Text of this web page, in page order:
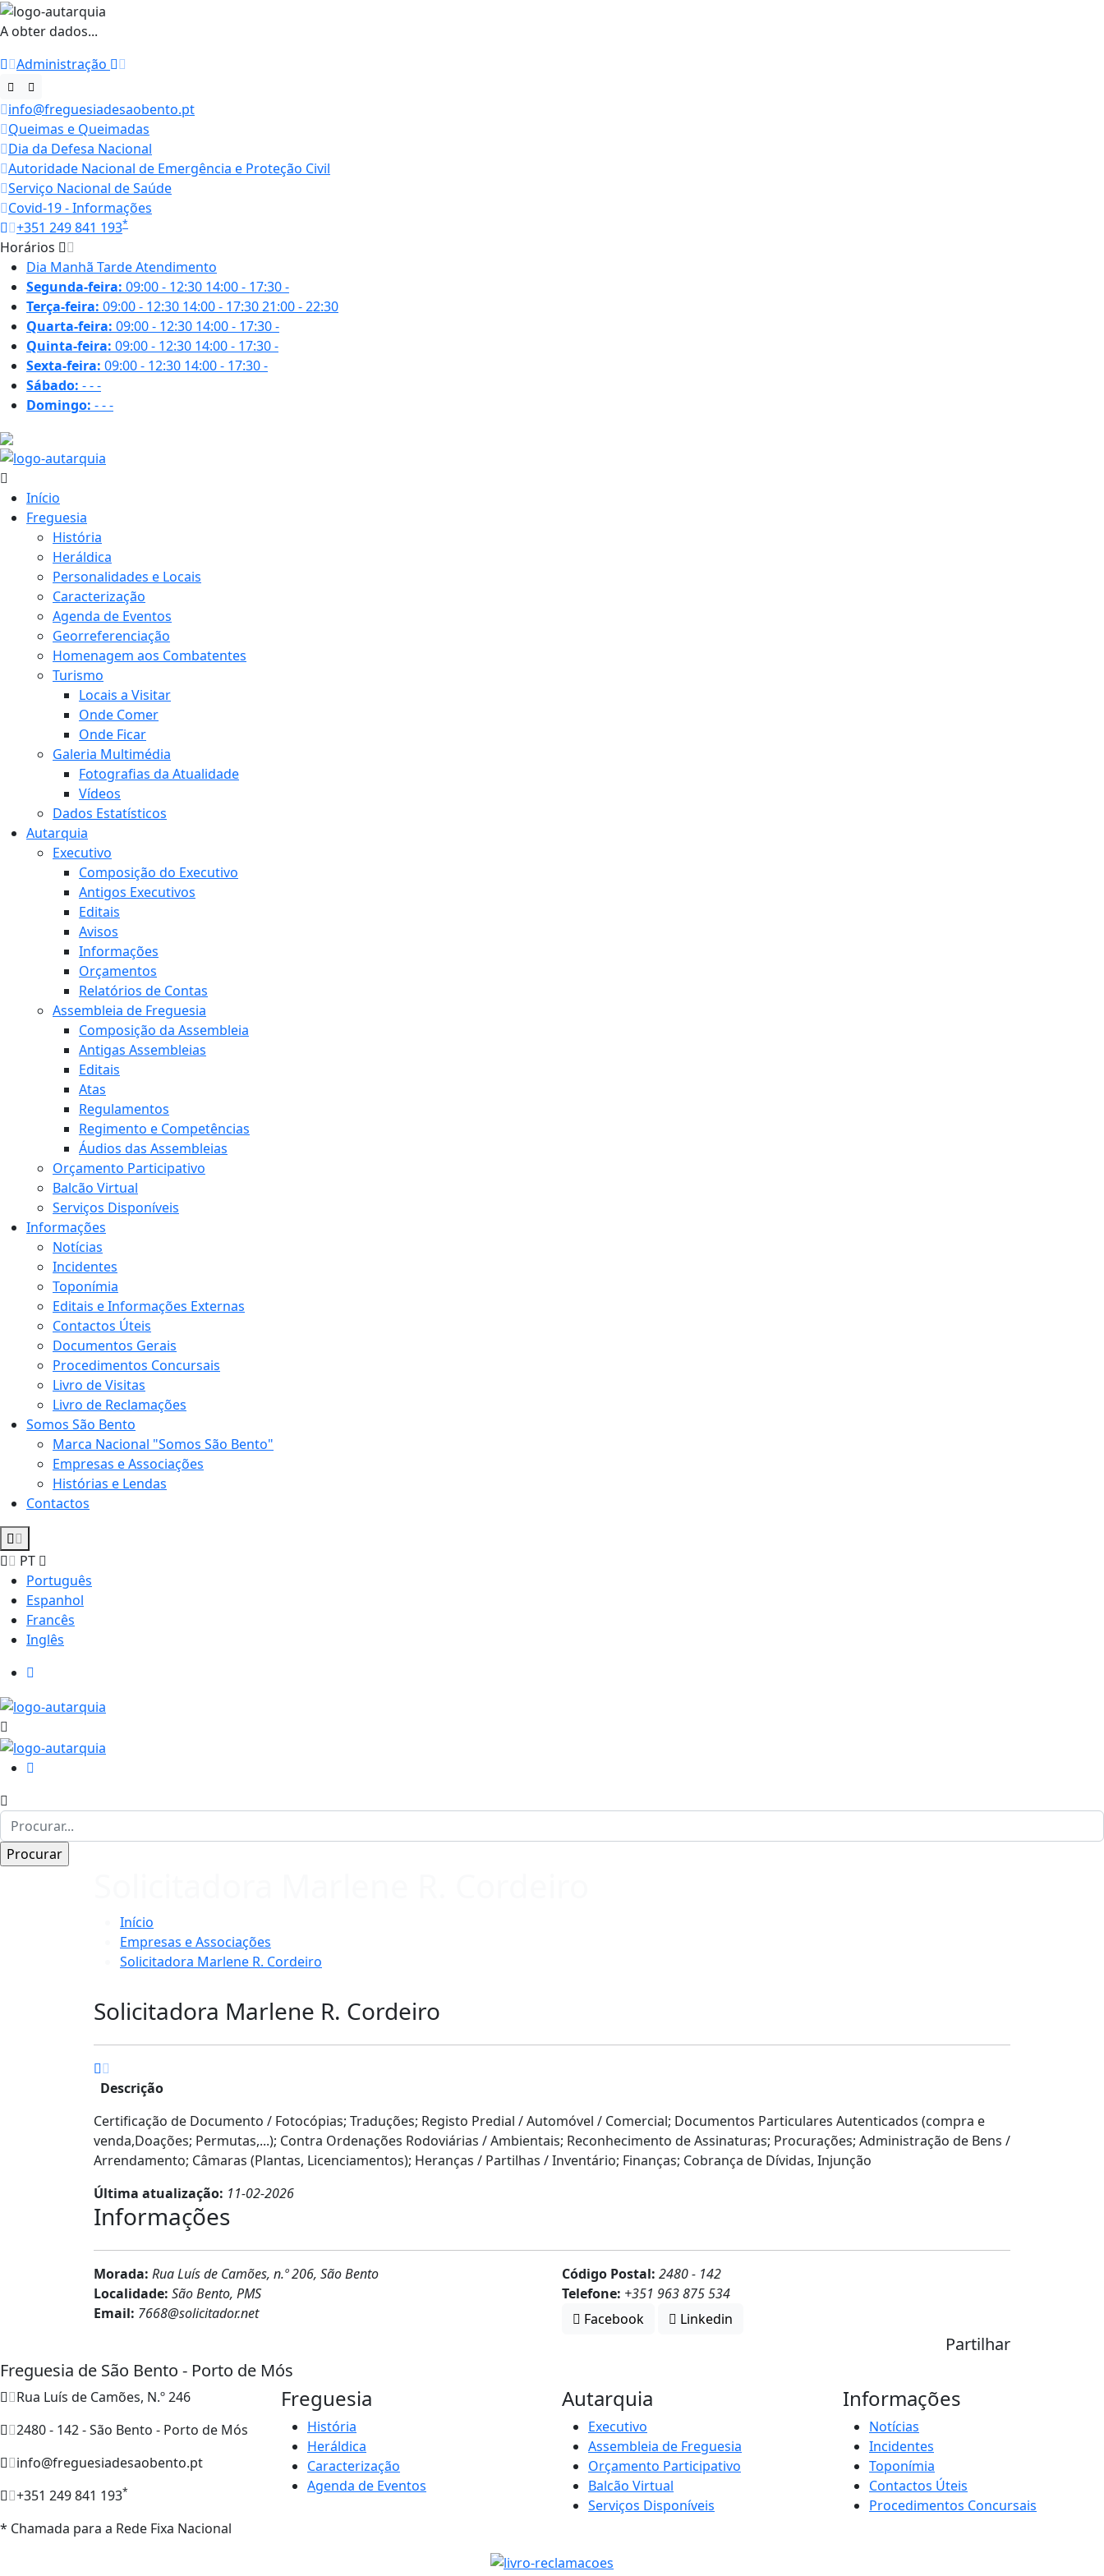
A obter dados...
Administração
info@freguesiadesaobento.pt
Queimas e Queimadas
Dia da Defesa Nacional
Autoridade Nacional de Emergência e Proteção Civil
Serviço Nacional de Saúde
Covid-19 - Informações
+351 249 841 193*
Horários
Dia Manhã TardeAtendimento
Segunda-feira: 09:00 - 12:30 14:00 - 17:30-
Terça-feira: 09:00 - 12:30 14:00 - 17:3021:00 - 22:30
Quarta-feira: 09:00 - 12:30 14:00 - 17:30-
Quinta-feira: 09:00 - 12:30 14:00 - 17:30-
Sexta-feira: 09:00 - 12:30 14:00 - 17:30-
Sábado: ---
Domingo: ---
Início
Freguesia
História
Heráldica
Personalidades e Locais
Caracterização
Agenda de Eventos
Georreferenciação
Homenagem aos Combatentes
Turismo
Locais a Visitar
Onde Comer
Onde Ficar
Galeria Multimédia
Fotografias da Atualidade
Vídeos
Dados Estatísticos
Autarquia
Executivo
Composição do Executivo
Antigos Executivos
Editais
Avisos
Informações
Orçamentos
Relatórios de Contas
Assembleia de Freguesia
Composição da Assembleia
Antigas Assembleias
Editais
Atas
Regulamentos
Regimento e Competências
Áudios das Assembleias
Orçamento Participativo
Balcão Virtual
Serviços Disponíveis
Informações
Notícias
Incidentes
Toponímia
Editais e Informações Externas
Contactos Úteis
Documentos Gerais
Procedimentos Concursais
Livro de Visitas
Livro de Reclamações
Somos São Bento
Marca Nacional "Somos São Bento"
Empresas e Associações
Histórias e Lendas
Contactos
PT
Português
Espanhol
Francês
Inglês
Início
Empresas e Associações
Solicitadora Marlene R. Cordeiro
Solicitadora Marlene R. Cordeiro
Descrição
Certificação de Documento / Fotocópias; Traduções; Registo Predial / Automóvel / Comercial; Documentos Particulares Autenticados (compra e
venda,Doações; Permutas,...); Contra Ordenações Rodoviárias / Ambientais; Reconhecimento de Assinaturas; Procurações; Administração de Bens /
Arrendamento; Câmaras (Plantas, Licenciamentos); Heranças / Partilhas / Inventário; Finanças; Cobrança de Dívidas, Injunção
Última atualização: 11-02-2026
Informações
Morada: Rua Luís de Camões, n.º 206, São Bento Código Postal: 2480 - 142
Localidade: São Bento, PMS Telefone: +351 963 875 534
Email: 7668@solicitador.net Facebook Linkedin
Partilhar
Freguesia de São Bento - Porto de Mós
Rua Luís de Camões, N.º 246
2480 - 142 - São Bento - Porto de Mós
info@freguesiadesaobento.pt
+351 249 841 193*
* Chamada para a Rede Fixa Nacional
Freguesia
História
Heráldica
Caracterização
Agenda de Eventos
Autarquia
Executivo
Assembleia de Freguesia
Orçamento Participativo
Balcão Virtual
Serviços Disponíveis
Informações
Notícias
Incidentes
Toponímia
Contactos Úteis
Procedimentos Concursais